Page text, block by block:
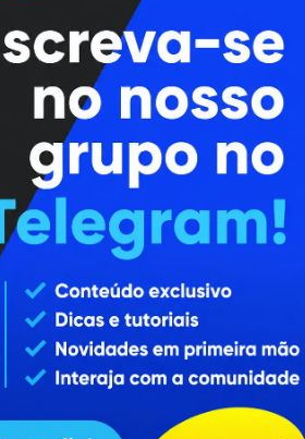
Cursos
Enviar Dica
Contato
RSS